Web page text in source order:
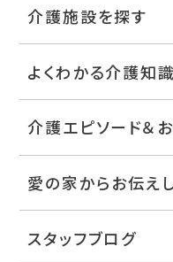
介護施設を探す
よくわかる介護知識
介護エピソード＆
愛の家からお伝え
スタッフブログ